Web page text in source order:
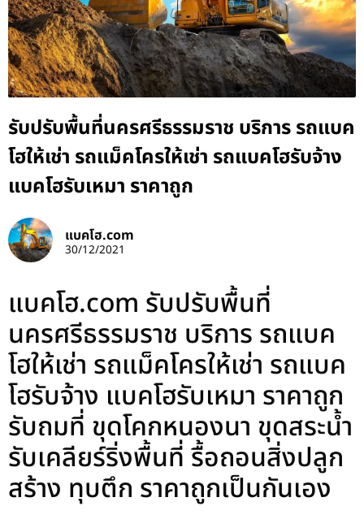
รับปรับพื้นที่นครศรีธรรมราช บริการ รถแบค
โฮให้เช่า รถแม็คโครให้เช่า รถแบคโฮรับจ้าง
แบคโฮรับเหมา ราคาถูก
แบคโฮ.com
30/12/2021
แบคโฮ.com รับปรับพื้นที่
นครศรีธรรมราช บริการ รถแบค
โฮให้เช่า รถแม็คโครให้เช่า รถแบค
โฮรับจ้าง แบคโฮรับเหมา ราคาถูก
รับถมที่ ขุดโคกหนองนา ขุดสระน้ำ
รับเคลียร์ริ่งพื้นที่ รื้อถอนสิ่งปลูก
สร้าง ทุบตึก ราคาถูกเป็นกันเอง